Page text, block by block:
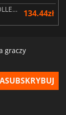
METAL GEAR SOLID MASTER COLLECTION Vol.2 134.44zł
graczy